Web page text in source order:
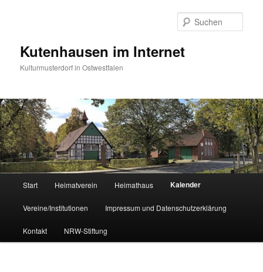
Kutenhausen im Internet
Kulturmusterdorf in Ostwestfalen
Start Heimatverein Heimathaus Kalender
Vereine/Institutionen Impressum und Datenschutzerklärung
Kontakt NRW-Stiftung